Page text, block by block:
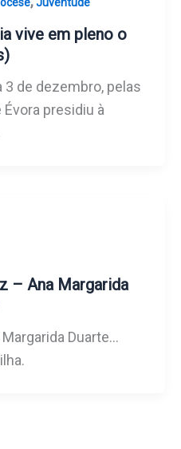
vive em pleno o
3 de dezembro, pelas
presidiu à
– Ana Margarida
Duarte…